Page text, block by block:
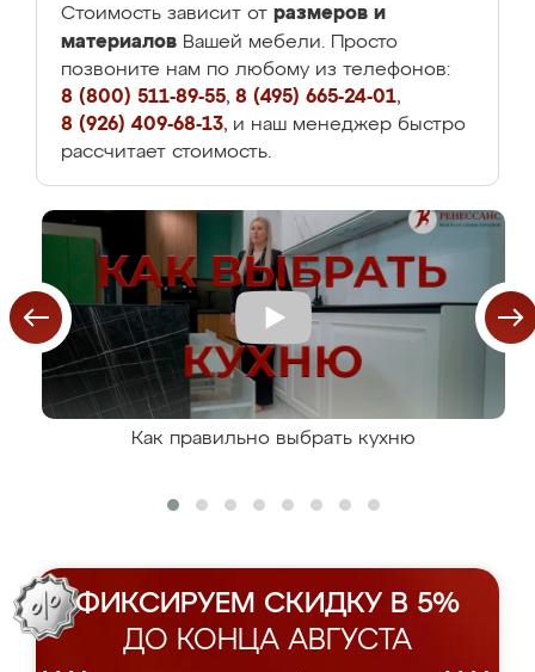
Стоимость зависит от размеров и
материалов Вашей мебели. Просто
позвоните нам по любому из телефонов:
8 (800) 511-89-55, 8 (495) 665-24-01,
8 (926) 409-68-13, и наш менеджер быстро
рассчитает стоимость.
Как правильно выбрать кухню
ФИКСИРУЕМ СКИДКУ В 5%
ДО КОНЦА АВГУСТА